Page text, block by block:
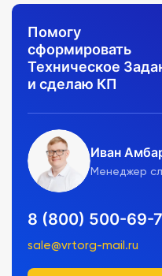
Помогу
сформировать
Техническое
и сделаю КП
Иван
Менеджер
8 (800) 500-69-
sale@vrtorg-mail.ru